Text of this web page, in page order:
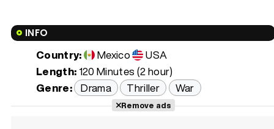
INFO
Country: Mexico
USA
Length: 120 Minutes (2 hour)
Genre: Drama Thriller War
Remove ads